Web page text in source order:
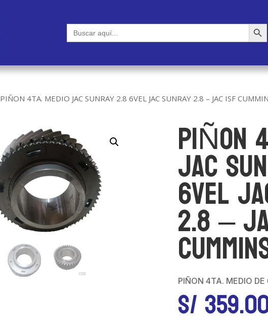
Buscar: Botón de
PIÑON 4TA. MEDIO JAC SUNRAY 2.8 6VEL JAC SUNRAY 2.8 – JAC ISF
PIÑON
JAC
6VEL
2.8 –
PIÑON 4TA. MEDIO DE
S/